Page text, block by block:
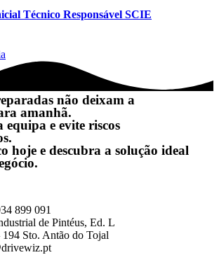
Técnico Responsável SCIE
não deixam a
amanhã.
equipa e evite riscos
hoje e descubra a solução ideal
899 091
de Pintéus, Ed. L
194 Sto. Antão do Tojal